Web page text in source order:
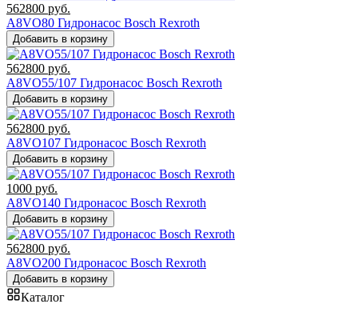
562800 руб.
A8VO80 Гидронасос Bosch Rexroth
Добавить в корзину
562800 руб.
A8VO55/107 Гидронасос Bosch Rexroth
Добавить в корзину
562800 руб.
A8VO107 Гидронасос Bosch Rexroth
Добавить в корзину
1000 руб.
A8VO140 Гидронасос Bosch Rexroth
Добавить в корзину
562800 руб.
A8VO200 Гидронасос Bosch Rexroth
Добавить в корзину
Каталог